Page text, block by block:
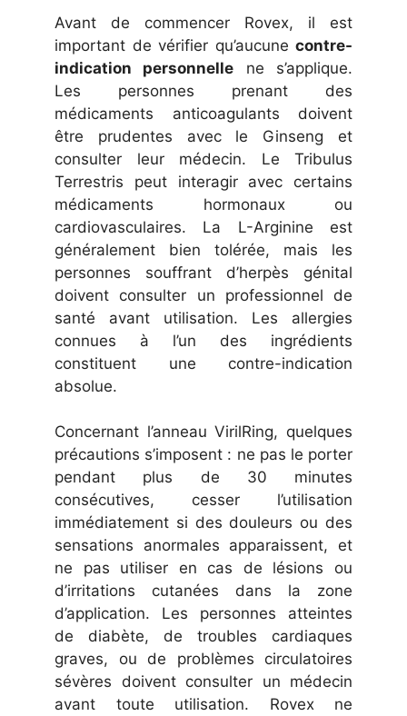
Avant de commencer Rovex, il est
important de vérifier qu’aucune contre-
indication personnelle ne s’applique.
Les personnes prenant des
médicaments anticoagulants doivent
être prudentes avec le Ginseng et
consulter leur médecin. Le Tribulus
Terrestris peut interagir avec certains
médicaments hormonaux ou
cardiovasculaires. La L-Arginine est
généralement bien tolérée, mais les
personnes souffrant d’herpès génital
doivent consulter un professionnel de
santé avant utilisation. Les allergies
connues à l’un des ingrédients
constituent une contre-indication
absolue.
Concernant l’anneau VirilRing, quelques
précautions s’imposent : ne pas le porter
pendant plus de 30 minutes
consécutives, cesser l’utilisation
immédiatement si des douleurs ou des
sensations anormales apparaissent, et
ne pas utiliser en cas de lésions ou
d’irritations cutanées dans la zone
d’application. Les personnes atteintes
de diabète, de troubles cardiaques
graves, ou de problèmes circulatoires
sévères doivent consulter un médecin
avant toute utilisation. Rovex ne